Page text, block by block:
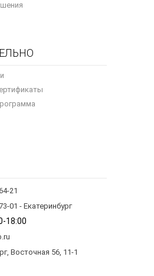
01 - Екатеринбург
18:00
Восточная 56, 11-1